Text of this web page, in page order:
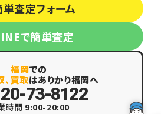
査定フォーム
で簡単査定
福岡での
買取はありかり福岡へ
73-8122
時間 9:00-20:00